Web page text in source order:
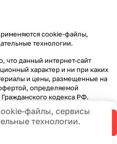
cookie-файлы,
технологии.
данный интернет-сайт
характер и ни при каких
и цены, размещенные на
определяемой
кодекса РФ.
файлы, сервисы
технологии.